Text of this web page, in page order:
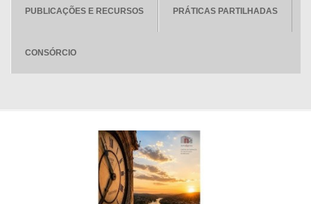
PUBLICAÇÕES E RECURSOS PRÁTICAS PARTILHADAS
CONSÓRCIO